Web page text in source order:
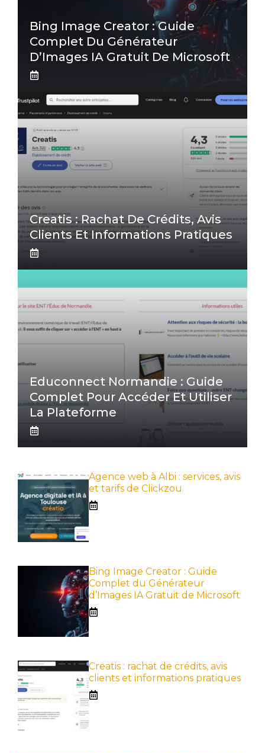
Bing Image Creator : Guide
Complet Du Générateur
D’Images IA Gratuit De Microsoft
Creatis : Rachat De Crédits, Avis
Clients Et Informations Pratiques
Educonnect Normandie : Guide
Complet Pour Accéder Et Utiliser
La Plateforme
Agence web à Albi : services, avis
et tarifs de Clickzou
Bing Image Creator : Guide
Complet du Générateur
d’Images IA Gratuit de Microsoft
Creatis : rachat de crédits, avis
clients et informations pratiques